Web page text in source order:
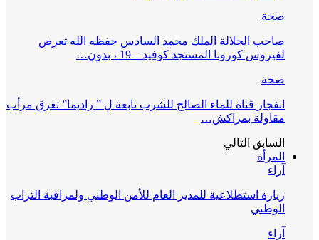
صحة
صاحب الجلالة الملك محمد السادس حفظه الله تعرض
لفيروس كورونا المستجد كوفيد – 19 ، بدون…
صحة
انفجار قناة للماء الصالح للشرب تابعة ل ” راديما” تغرق مرأب
مقاولة بمراكش…
السابق التالي
المرأة
آراء
زيارة استطلاعية للمدير العام للأمن الوطني ولمراقبة التراب
الوطني
آراء